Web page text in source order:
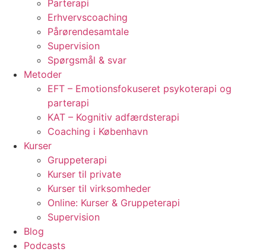
Parterapi
Erhvervscoaching
Pårørendesamtale
Supervision
Spørgsmål & svar
Metoder
EFT – Emotionsfokuseret psykoterapi og
parterapi
KAT – Kognitiv adfærdsterapi
Coaching i København
Kurser
Gruppeterapi
Kurser til private
Kurser til virksomheder
Online: Kurser & Gruppeterapi
Supervision
Blog
Podcasts